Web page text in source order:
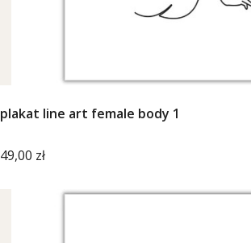
plakat line art female body 1
Cena
49,00 zł